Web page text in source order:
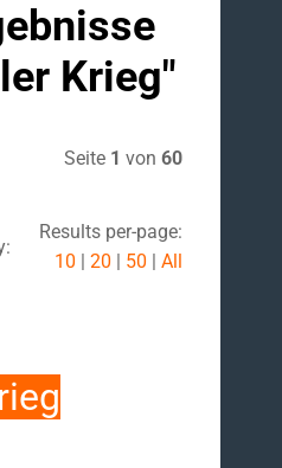
Krieg"
Seite 1 von 60
Results per-page:
10 | 20 | 50 | All